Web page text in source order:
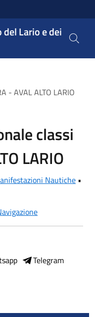
Lario e dei
- AVAL ALTO LARIO
classi
LARIO
Nautiche •
Telegram